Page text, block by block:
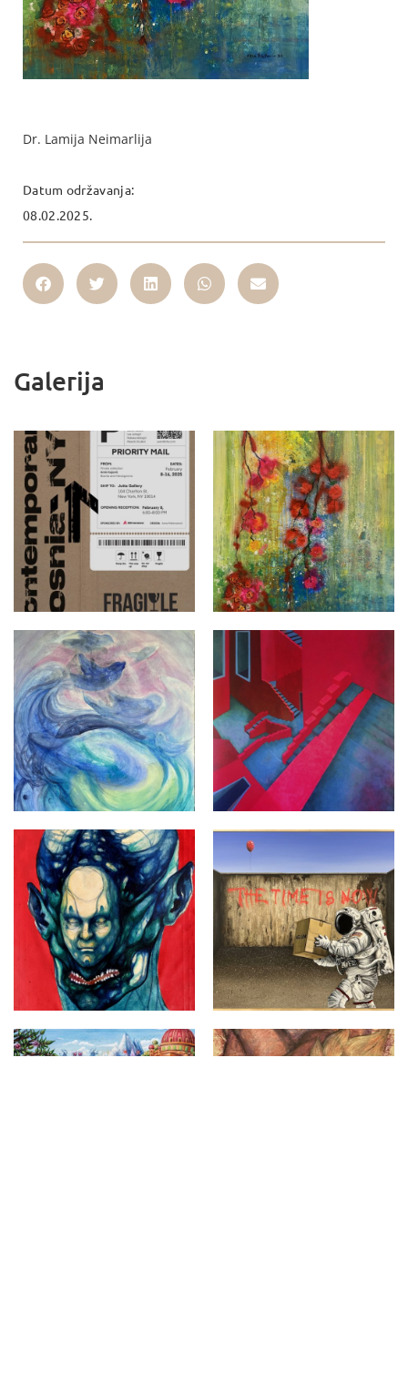
Dr. Lamija Neimarlija
Datum održavanja:
08.02.2025.
Galerija